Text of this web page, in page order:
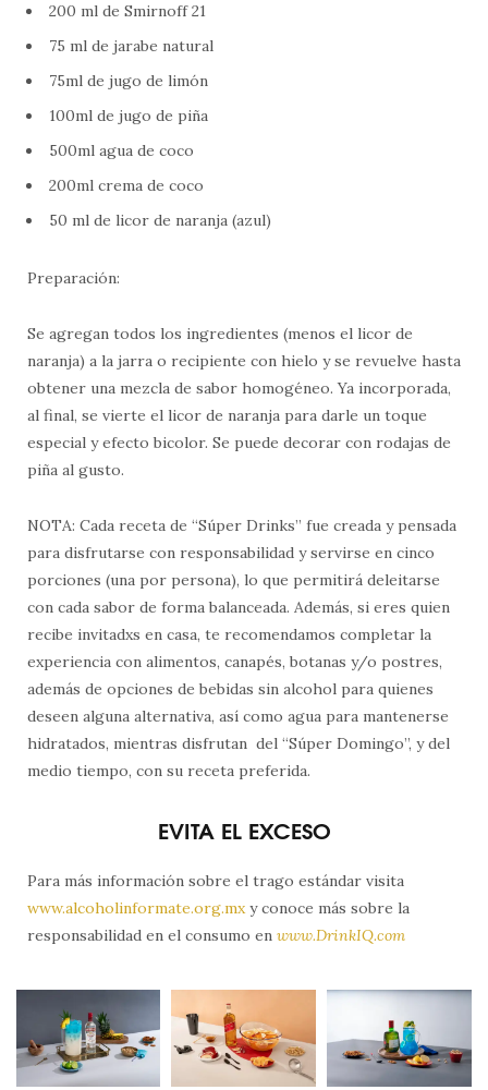
200 ml de Smirnoff 21
75 ml de jarabe natural
75ml de jugo de limón
100ml de jugo de piña
500ml agua de coco
200ml crema de coco
50 ml de licor de naranja (azul)
Preparación:
Se agregan todos los ingredientes (menos el licor de
naranja) a la jarra o recipiente con hielo y se revuelve hasta
obtener una mezcla de sabor homogéneo. Ya incorporada,
al final, se vierte el licor de naranja para darle un toque
especial y efecto bicolor. Se puede decorar con rodajas de
piña al gusto.
NOTA: Cada receta de “Súper Drinks” fue creada y pensada
para disfrutarse con responsabilidad y servirse en cinco
porciones (una por persona), lo que permitirá deleitarse
con cada sabor de forma balanceada. Además, si eres quien
recibe invitadxs en casa, te recomendamos completar la
experiencia con alimentos, canapés, botanas y/o postres,
además de opciones de bebidas sin alcohol para quienes
deseen alguna alternativa, así como agua para mantenerse
hidratados, mientras disfrutan del “Súper Domingo”, y del
medio tiempo, con su receta preferida.
EVITA EL EXCESO
Para más información sobre el trago estándar visita
www.alcoholinformate.org.mxy conoce más sobre la
responsabilidad en el consumo en www.DrinkIQ.com